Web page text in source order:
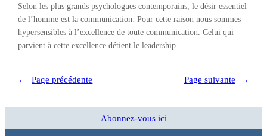
Selon les plus grands psychologues contemporains, le désir essentiel
de l’homme est la communication. Pour cette raison nous sommes
hypersensibles à l’excellence de toute communication. Celui qui
parvient à cette excellence détient le leadership.
← Page précédente Page suivante →
Abonnez-vous ici